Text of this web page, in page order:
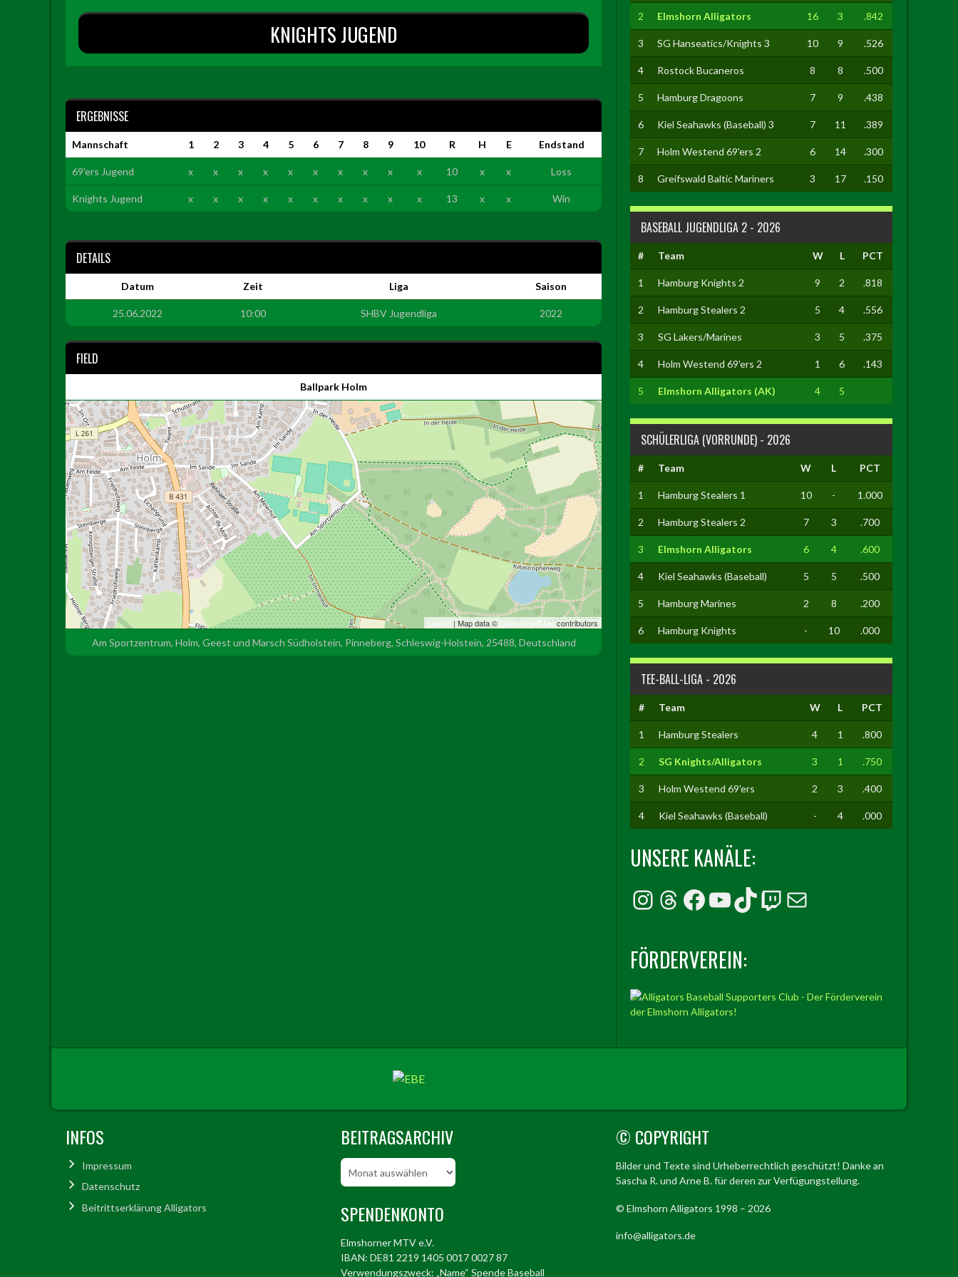
KNIGHTS JUGEND
ERGEBNISSE
Mannschaft 1 2 3 4 5 6 7 8 9 10 R H E Endstand
69'ers Jugend x x x x x x x x x x 10 x x Loss
Knights Jugend x x x x x x x x x x 13 x x Win
DETAILS
Datum Zeit Liga Saison
25.06.2022 10:00 SHBV Jugendliga 2022
FIELD
Ballpark Holm
Leaflet | Map data © OpenStreetMapcontributors
Am Sportzentrum, Holm, Geest und Marsch Südholstein, Pinneberg, Schleswig-Holstein, 25488, Deutschland
2 Elmshorn Alligators 16 3 .842
3 SG Hanseatics/Knights 3 10 9 .526
4 Rostock Bucaneros 8 8 .500
5 Hamburg Dragoons 7 9 .438
6 Kiel Seahawks (Baseball) 3 7 11 .389
7 Holm Westend 69'ers 2 6 14 .300
8 Greifswald Baltic Mariners 3 17 .150
BASEBALL JUGENDLIGA 2 - 2026
# Team W L PCT
1 Hamburg Knights 2 9 2 .818
2 Hamburg Stealers 2 5 4 .556
3 SG Lakers/Marines 3 5 .375
4 Holm Westend 69'ers 2 1 6 .143
5 Elmshorn Alligators (AK) 4 5
SCHÜLERLIGA (VORRUNDE) - 2026
# Team W L PCT
1 Hamburg Stealers 1 10 - 1.000
2 Hamburg Stealers 2 7 3 .700
3 Elmshorn Alligators 6 4 .600
4 Kiel Seahawks (Baseball) 5 5 .500
5 Hamburg Marines 2 8 .200
6 Hamburg Knights - 10 .000
TEE-BALL-LIGA - 2026
# Team W L PCT
1 Hamburg Stealers 4 1 .800
2 SG Knights/Alligators 3 1 .750
3 Holm Westend 69'ers 2 3 .400
4 Kiel Seahawks (Baseball) - 4 .000
UNSERE KANÄLE:
Instagram
Threads
Facebook
YouTube
TikTok
Twitch
E-Mail
FÖRDERVEREIN:
INFOS
Impressum
Datenschutz
Beitrittserklärung Alligators
BEITRAGSARCHIV
Beitragsarchiv
SPENDENKONTO
Elmshorner MTV e.V.
IBAN: DE81 2219 1405 0017 0027 87
Verwendungszweck: „Name“ Spende Baseball
© COPYRIGHT
Bilder und Texte sind Urheberrechtlich geschützt! Danke an
Sascha R. und Arne B. für deren zur Verfügungstellung.
© Elmshorn Alligators 1998 – 2026
info@alligators.de